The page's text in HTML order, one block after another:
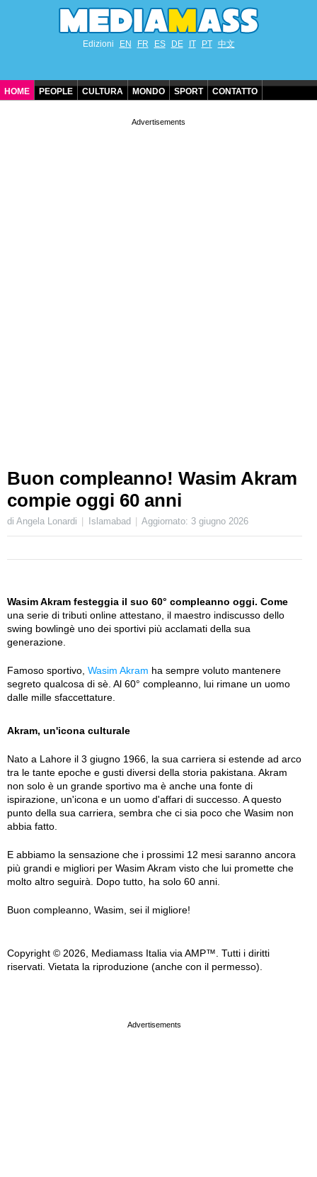
Edizioni EN FR ES DE IT PT 中文
HOME PEOPLE CULTURA MONDO SPORT CONTATTO
Buon compleanno! Wasim Akram
compie oggi 60 anni
di Angela Lonardi Islamabad Aggiornato: 3 giugno 2026
Wasim Akram festeggia il suo 60° compleanno oggi. Come
una serie di tributi online attestano, il maestro indiscusso dello
swing bowlingè uno dei sportivi più acclamati della sua
generazione.
Famoso sportivo, Wasim Akram ha sempre voluto mantenere
segreto qualcosa di sè. Al 60° compleanno, lui rimane un uomo
dalle mille sfaccettature.
Akram, un'icona culturale
Nato a Lahore il 3 giugno 1966, la sua carriera si estende ad arco
tra le tante epoche e gusti diversi della storia pakistana. Akram
non solo è un grande sportivo ma è anche una fonte di
ispirazione, un'icona e un uomo d'affari di successo. A questo
punto della sua carriera, sembra che ci sia poco che Wasim non
abbia fatto.
E abbiamo la sensazione che i prossimi 12 mesi saranno ancora
più grandi e migliori per Wasim Akram visto che lui promette che
molto altro seguirà. Dopo tutto, ha solo 60 anni.
Buon compleanno, Wasim, sei il migliore!
Copyright © 2026, Mediamass Italia via AMP™. Tutti i diritti
riservati. Vietata la riproduzione (anche con il permesso).